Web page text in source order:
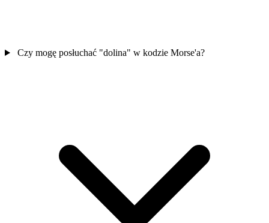
Czy mogę posłuchać "dolina" w kodzie Morse'a?